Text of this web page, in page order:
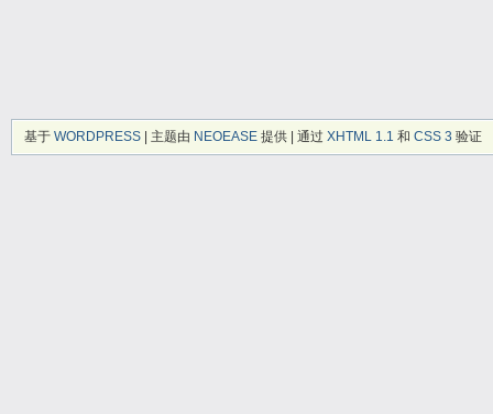
基于 WORDPRESS | 主题由 NEOEASE 提供 | 通过 XHTML 1.1 和 CSS 3 验证